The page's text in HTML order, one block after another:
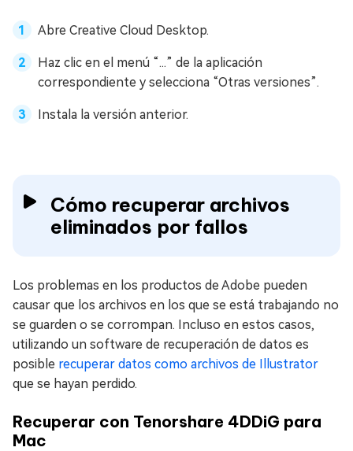
Abre Creative Cloud Desktop.
Haz clic en el menú “...” de la aplicación
correspondiente y selecciona “Otras versiones”.
Instala la versión anterior.
Cómo recuperar archivos
eliminados por fallos
Los problemas en los productos de Adobe pueden
causar que los archivos en los que se está trabajando no
se guarden o se corrompan. Incluso en estos casos,
utilizando un software de recuperación de datos es
posible recuperar datos como archivos de Illustrator
que se hayan perdido.
Recuperar con Tenorshare 4DDiG para
Mac